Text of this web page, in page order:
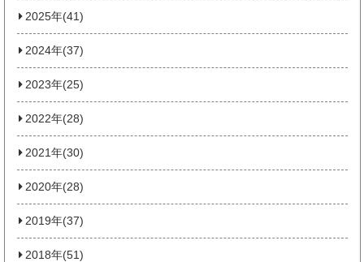
2025年(41)
2024年(37)
2023年(25)
2022年(28)
2021年(30)
2020年(28)
2019年(37)
2018年(51)